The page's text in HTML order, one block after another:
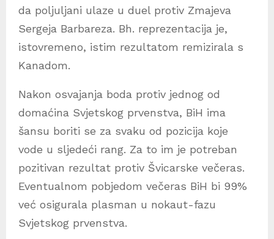
da poljuljani ulaze u duel protiv Zmajeva
Sergeja Barbareza. Bh. reprezentacija je,
istovremeno, istim rezultatom remizirala s
Kanadom.
Nakon osvajanja boda protiv jednog od
domaćina Svjetskog prvenstva, BiH ima
šansu boriti se za svaku od pozicija koje
vode u sljedeći rang. Za to im je potreban
pozitivan rezultat protiv Švicarske večeras.
Eventualnom pobjedom večeras BiH bi 99%
već osigurala plasman u nokaut-fazu
Svjetskog prvenstva.